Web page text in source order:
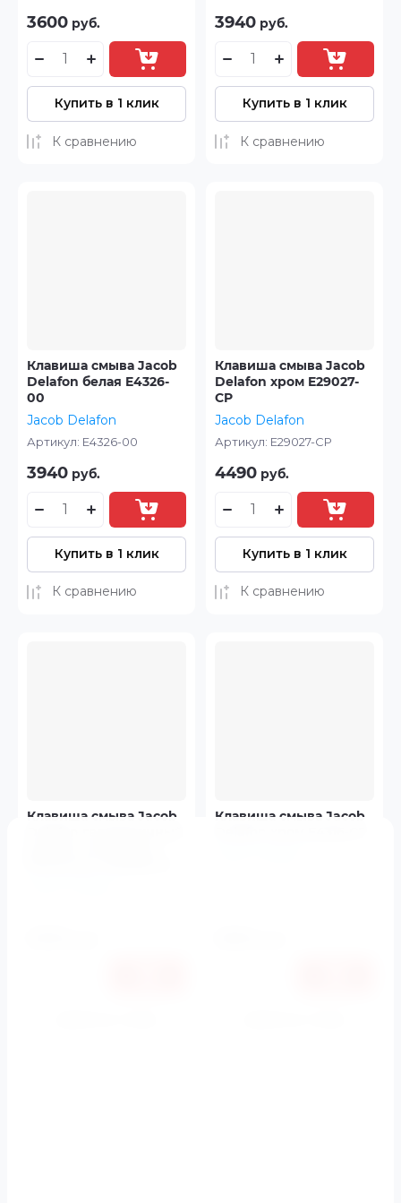
3600 руб.
Купить в 1 клик
К сравнению
3940 руб.
Купить в 1 клик
К сравнению
Клавиша смыва Jacob
Delafon белая E4326-
00
Jacob Delafon
Артикул: E4326-00
3940 руб.
Купить в 1 клик
К сравнению
Клавиша смыва Jacob
Delafon хром E29027-
CP
Jacob Delafon
Артикул: E29027-CP
4490 руб.
Купить в 1 клик
К сравнению
Клавиша смыва Jacob
Клавиша смыва Jacob